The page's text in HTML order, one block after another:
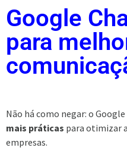
Google
para
Não há como negar: o Google
mais práticas para otimizar
empresas.